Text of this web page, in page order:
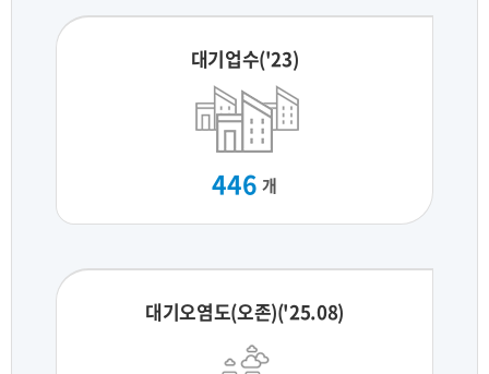
대기업수('23)
446 개
대기오염도(오존)('25.08)